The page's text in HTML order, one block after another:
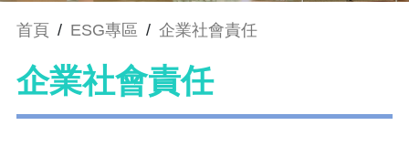
首頁 / ESG專區 / 企業社會責任
企業社會責任